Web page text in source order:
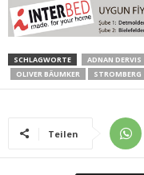
SCHLAGWORTE ADNAN DERVIS
OLIVER BÄUMKER
STROMBERG
Teilen